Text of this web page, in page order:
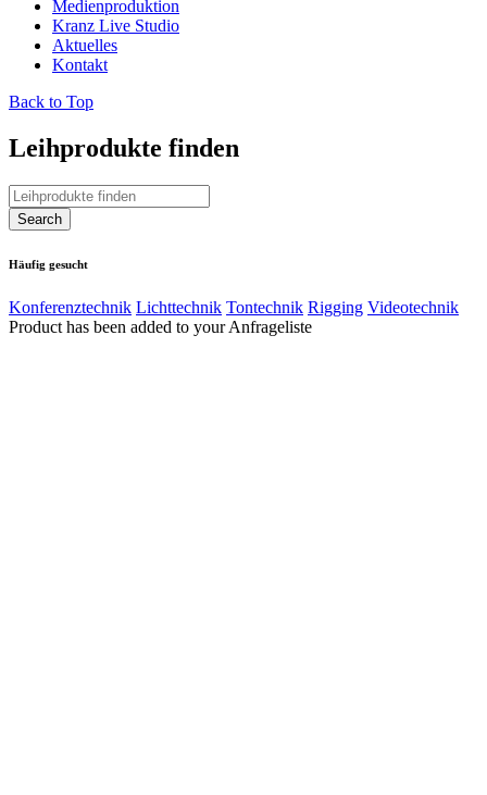
Medienproduktion
Kranz Live Studio
Aktuelles
Kontakt
Back to Top
Leihprodukte finden
Häufig gesucht
Konferenztechnik Lichttechnik Tontechnik Rigging Videotechnik
Product has been added to your Anfrageliste